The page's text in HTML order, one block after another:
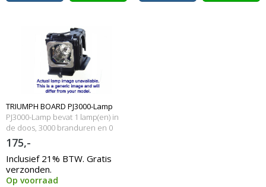
TRIUMPH BOARD PJ3000-Lamp
Originele lamp met behuizing
PJ3000-Lamp bevat 1 lamp(en) in
de doos, 3000 branduren en 0
Watt
175,-
Inclusief 21% BTW. Gratis
verzonden.
Op voorraad